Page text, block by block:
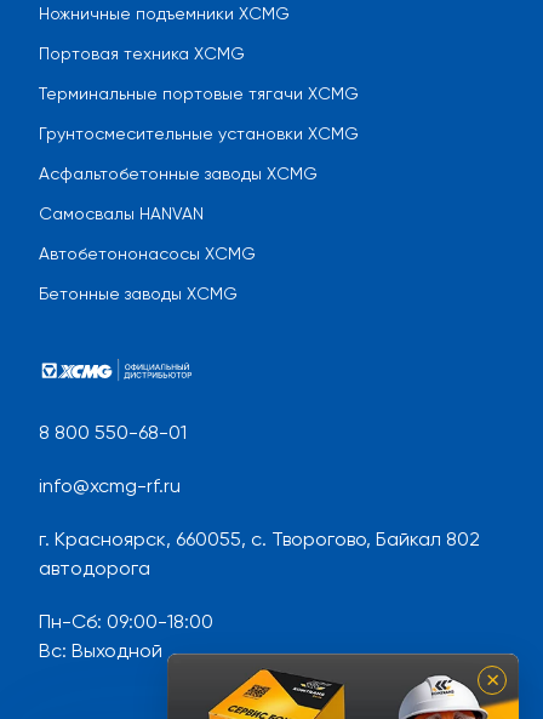
8 800 550-68-01
info@xcmg-rf.ru
г. Красноярск, 660055, с. Творогово, Байкал 802
автодорога
Пн-Сб: 09:00-18:00
Вс: Выходной
Ножничные подъемники XCMG
Портовая техника XCMG
Терминальные портовые тягачи XCMG
Грунтосмесительные установки XCMG
Асфальтобетонные заводы XCMG
Самосвалы HANVAN
Автобетононасосы XCMG
Бетонные заводы XCMG
×